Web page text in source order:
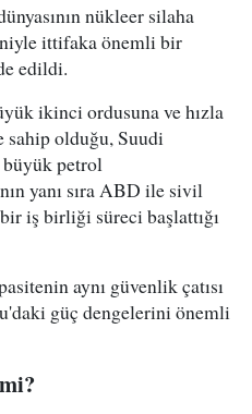
nükleer silaha
ittifaka önemli bir
edildi.
ikinci ordusuna ve hızla
sahip olduğu, Suudi
büyük petrol
yanı sıra ABD ile sivil
iş birliği süreci başlattığı
aynı güvenlik çatısı
güç dengelerini önemli